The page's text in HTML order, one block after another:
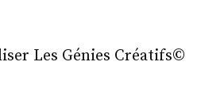
Les Génies Créatifs©